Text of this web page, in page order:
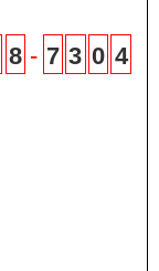
8 - 7 3 0 4